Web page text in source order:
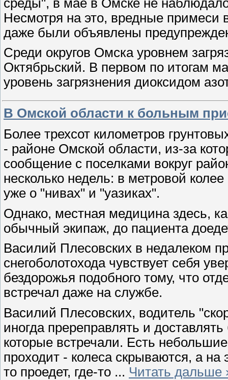
среды", в мае в Омске не
Несмотря на это, вредные примеси
даже были объявлены
Среди округов Омска уровнем
Октябрьский. В первом по итогам
уровень загрязнения диоксидом
В Омской области к больным
Более трехсот километров
- районе Омской области, из-за
сообщение с поселками вокруг
несколько недель: в метровой
уже о "нивах" и "уазиках".
Однако, местная медицина здесь,
обычный экипаж, до пациента
Василий Плесовских в недалеком
снегоболотохода чувствует себя
бездорожья подобного тому, что
встречал даже на службе.
Василий Плесовских, водитель
иногда пререправлять и
которые встречали. Есть
проходит - колеса скрываются, а
то проедет, где-то ... Читать дальше